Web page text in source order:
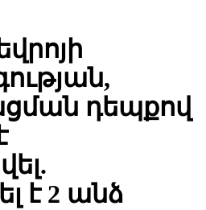
դեպքով
է 2 անձ